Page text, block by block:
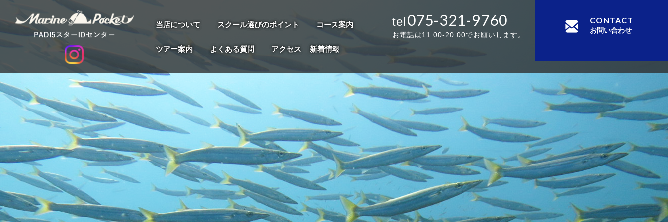
当店について スクール選びのポイント コース案内
ツアー案内 よくある質問 アクセス 新着情報
075-321-9760
お電話は11:00-20:00でお願いします。
CONTACT
お問い合わせ